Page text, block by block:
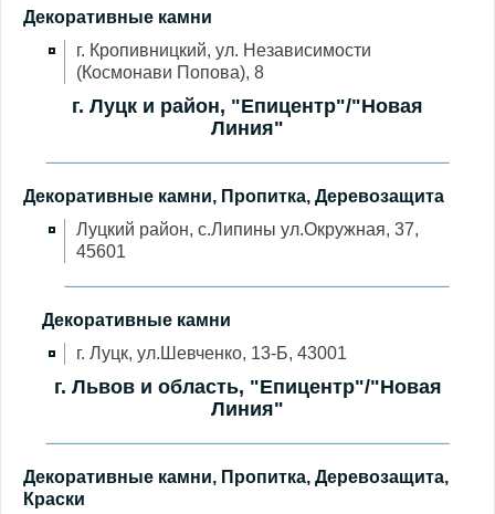
Декоративные камни
г. Кропивницкий, ул. Независимости
(Космонави Попова), 8
г. Луцк и район, "Епицентр"/"Новая
Линия"
Декоративные камни, Пропитка, Деревозащита
Луцкий район, с.Липины ул.Окружная, 37,
45601
Декоративные камни
г. Луцк, ул.Шевченко, 13-Б, 43001
г. Львов и область, "Епицентр"/"Новая
Линия"
Декоративные камни, Пропитка, Деревозащита,
Краски